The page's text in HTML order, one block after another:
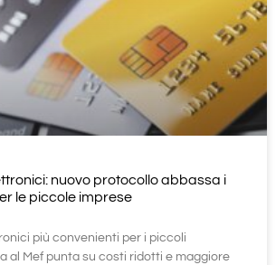
nuovo protocollo abbassa i
le piccole imprese
più convenienti per i piccoli
al Mef punta su costi ridotti e maggiore